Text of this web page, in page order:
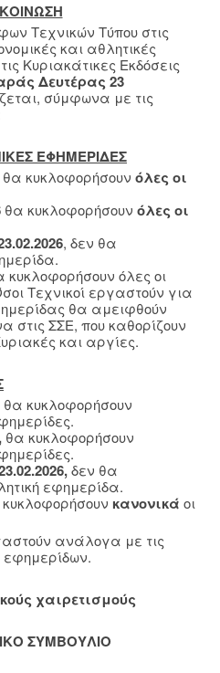
Τεχνικών Τύπου στις
και αθλητικές
Κυριακάτικες Εκδόσεις
Δευτέρας 23
σύμφωνα με τις
ΕΦΗΜΕΡΙΔΕΣ
θα κυκλοφορήσουν όλες οι
θα κυκλοφορήσουν όλες οι
, δεν θα
κυκλοφορήσουν όλες οι
Τεχνικοί εργαστούν για
θα αμειφθούν
στις ΣΣΕ, που καθορίζουν
και αργίες.
θα κυκλοφορήσουν
θα κυκλοφορήσουν
δεν θα
εφημερίδα.
κανονικά οι
ανάλογα με τις
χαιρετισμούς
ΣΥΜΒΟΥΛΙΟ